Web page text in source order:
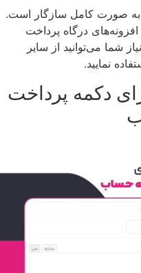
به صورت کامل سازگار است.
درگاه پرداخت
شما می‌توانید از سایر
نمایید.
دکمه پرداخت